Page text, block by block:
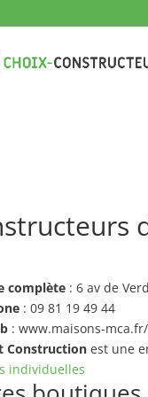
complète : 6 av de
: 09 81 19 49 44
: www.maisons-mca.fr/
Construction est une
individuelles